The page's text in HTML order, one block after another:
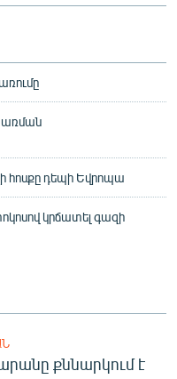
հոսքը դեպի Եվրոպա
կրճատել գազի
քննարկում է